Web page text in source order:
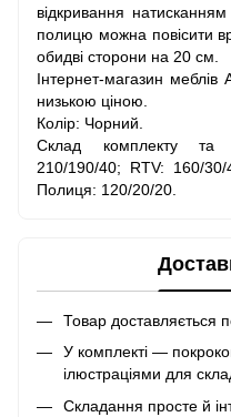
відкривання
полицю можна повісити
обидві сторони на 20 см.
Інтернет-магазин
низькою ціною.
Колір: Чорний.
Склад комплекту та
210/190/40; RTV: 160/
Полиця: 120/20/20.
Товар доставляється
У комплекті —
ілюстраціями для
Складання просте й